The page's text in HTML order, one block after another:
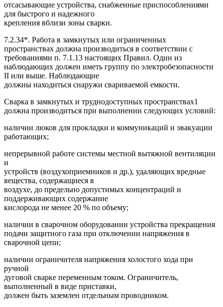
отсасывающие устройства, снабженные приспособлениями
для быстрого и надежного
крепления вблизи зоны сварки.
7.2.34*. Работа в замкнутых или ограниченных
пространствах должна производиться в соответствии с
требованиями п. 7.1.13 настоящих Правил. Один из
наблюдающих должен иметь группу по электробезопасности
II или выше. Наблюдающие
должны находиться снаружи свариваемой емкости.
Сварка в замкнутых и труднодоступных пространствах1
должна производиться при выполнении следующих условий:
наличии люков для прокладки и коммуникаций и эвакуации
работающих;
непрерывной работе системы местной вытяжной вентиляции
и
устройств (воздухоприемников и др.), удаляющих вредные
вещества, содержащиеся в
воздухе, до предельно допустимых концентраций и
поддерживающих содержание
кислорода не менее 20 % по объему;
наличии в сварочном оборудовании устройства прекращения
подачи защитного газа при отключении напряжения в
сварочной цепи;
наличии ограничителя напряжения холостого хода при
ручной
дуговой сварке переменным током. Ограничитель,
выполненный в виде приставки,
должен быть заземлен отдельным проводником.